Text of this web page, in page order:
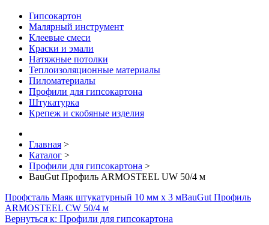
Гипсокартон
Малярный инструмент
Клеевые смеси
Краски и эмали
Натяжные потолки
Теплоизоляционные материалы
Пиломатериалы
Профили для гипсокартона
Штукатурка
Крепеж и скобяные изделия
Главная >
Каталог >
Профили для гипсокартона >
BauGut Профиль ARMOSTEEL UW 50/4 м
Профсталь Маяк штукатурный 10 мм х 3 мBauGut Профиль
ARMOSTEEL CW 50/4 м
Вернуться к: Профили для гипсокартона